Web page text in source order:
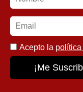
Acepto la política